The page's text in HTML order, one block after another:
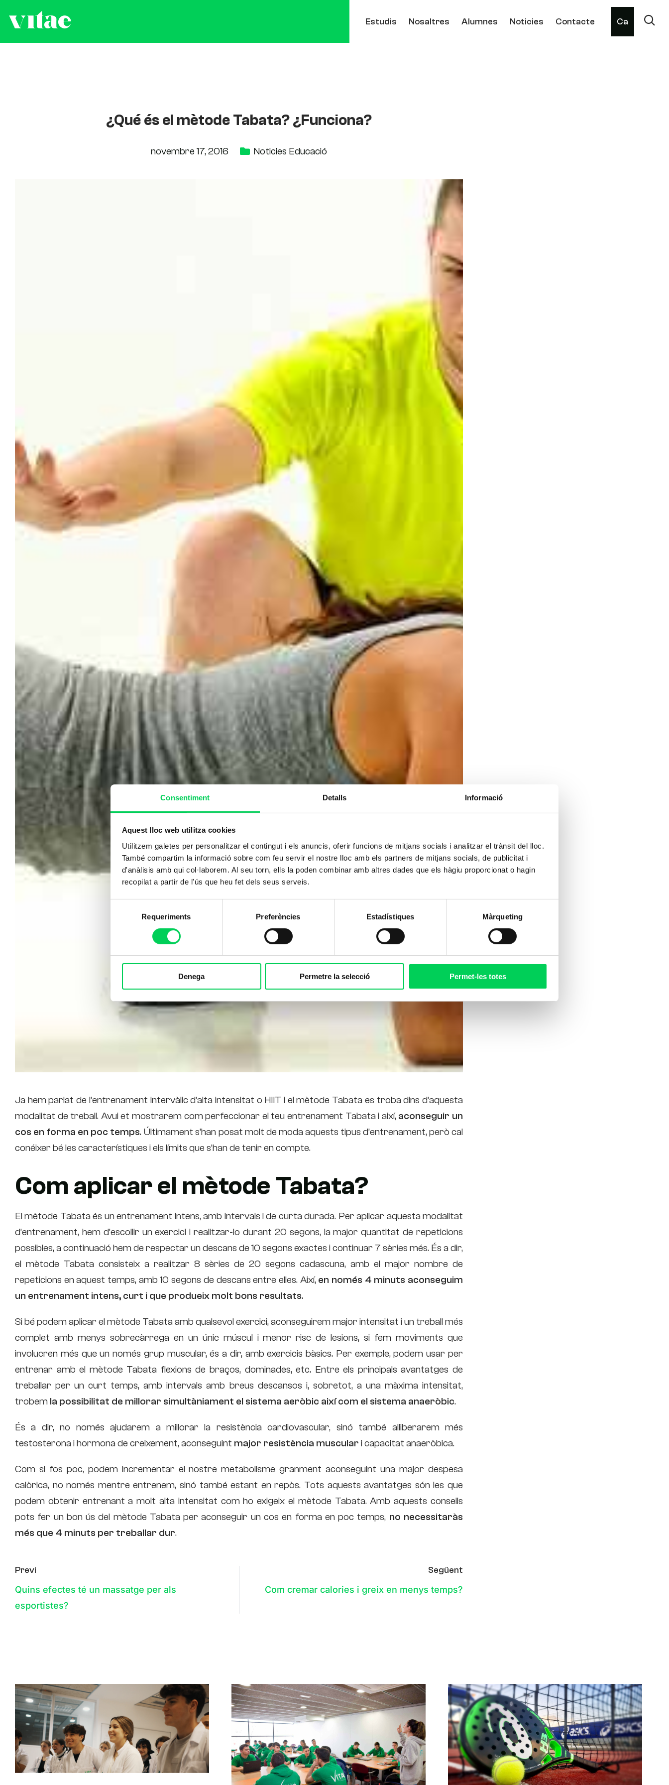
Consentiment Detalls Informació
Aquest lloc web utilitza cookies
Utilitzem galetes per personalitzar el contingut i els anuncis, oferir funcions de mitjans socials i analitzar el trànsit del lloc.
També compartim la informació sobre com feu servir el nostre lloc amb els partners de mitjans socials, de publicitat i
d'anàlisis amb qui col·laborem. Al seu torn, ells la poden combinar amb altres dades que els hàgiu proporcionat o hagin
recopilat a partir de l'ús que heu fet dels seus serveis.
consentiment
Requeriments Preferències Estadístiques Màrqueting
Denega Permetre la selecció Permet-les totes
Estudis Nosaltres Alumnes Noticies Contacte Ca
¿Qué és el mètode Tabata? ¿Funciona?
novembre 17, 2016 Noticies Educació
Ja hem parlat de l’entrenament intervàlic d’alta intensitat o HIIT i el mètode Tabata es troba dins d’aquesta
modalitat de treball. Avui et mostrarem com perfeccionar el teu entrenament Tabata i així, aconseguir un
cos en forma en poc temps. Últimament s’han posat molt de moda aquests tipus d’entrenament, però cal
conéixer bé les característiques i els límits que s’han de tenir en compte.
Com aplicar el mètode Tabata?
El mètode Tabata és un entrenament intens, amb intervals i de curta durada. Per aplicar aquesta modalitat
d’entrenament, hem d’escollir un exercici i realitzar-lo durant 20 segons, la major quantitat de repeticions
possibles, a continuació hem de respectar un descans de 10 segons exactes i continuar 7 sèries més. És a dir,
el mètode Tabata consisteix a realitzar 8 sèries de 20 segons cadascuna, amb el major nombre de
repeticions en aquest temps, amb 10 segons de descans entre elles. Així, en només 4 minuts aconseguim
un entrenament intens, curt i que produeix molt bons resultats.
Si bé podem aplicar el mètode Tabata amb qualsevol exercici, aconseguirem major intensitat i un treball més
complet amb menys sobrecàrrega en un únic múscul i menor risc de lesions, si fem moviments que
involucren més que un només grup muscular, és a dir, amb exercicis bàsics. Per exemple, podem usar per
entrenar amb el mètode Tabata flexions de braços, dominades, etc. Entre els principals avantatges de
treballar per un curt temps, amb intervals amb breus descansos i, sobretot, a una màxima intensitat,
trobem la possibilitat de millorar simultàniament el sistema aeròbic així com el sistema anaeròbic.
És a dir, no només ajudarem a millorar la resistència cardiovascular, sinó també alliberarem més
testosterona i hormona de creixement, aconseguint major resistència muscular i capacitat anaeròbica.
Com si fos poc, podem incrementar el nostre metabolisme granment aconseguint una major despesa
calòrica, no només mentre entrenem, sinó també estant en repòs. Tots aquests avantatges són les que
podem obtenir entrenant a molt alta intensitat com ho exigeix el mètode Tabata. Amb aquests consells
pots fer un bon ús del mètode Tabata per aconseguir un cos en forma en poc temps, no necessitaràs
més que 4 minuts per treballar dur.
Previ
Quins efectes té un massatge per als
esportistes?
Següent
Com cremar calories i greix en menys temps?